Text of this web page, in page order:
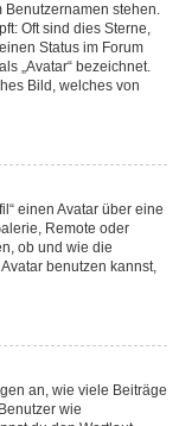
Benutzernamen stehen.
Oft sind dies Sterne,
Status im Forum
„Avatar“ bezeichnet.
Bild, welches von
einen Avatar über eine
Remote oder
ob und wie die
benutzen kannst,
an, wie viele Beiträge
wie